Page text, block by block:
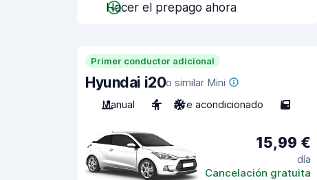
Hacer el prepago ahora
Primer conductor adicional
Hyundai i20o similar Mini
Manual
4 Aire acondicionado 5
15,99 €
día
Cancelación gratuita